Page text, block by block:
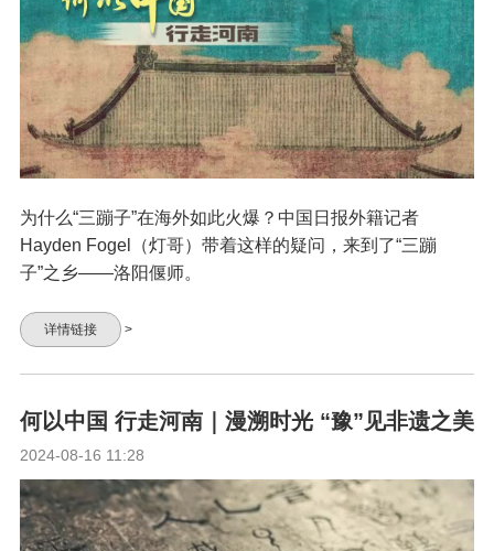
为什么“三蹦子”在海外如此火爆？中国日报外籍记者
Hayden Fogel（灯哥）带着这样的疑问，来到了“三蹦
子”之乡——洛阳偃师。
详情链接 >
何以中国 行走河南｜漫溯时光 “豫”见非遗之美
2024-08-16 11:28